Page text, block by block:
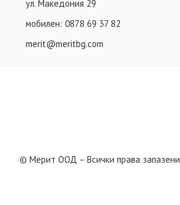
ул. Македония 29
мобилен: 0878 69 37 82
merit@meritbg.com
© Мерит ООД – Всички права запазени